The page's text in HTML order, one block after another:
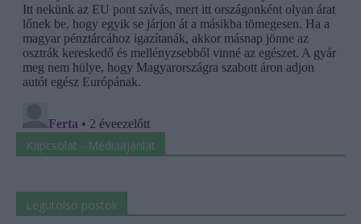
Kapcsolat - Médiaajánlat
Legutolsó postok